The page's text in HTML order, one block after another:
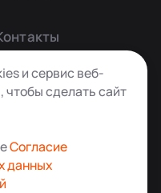
звонок
495 181-55-45
и сервис веб-
чтобы сделать сайт
Согласие
данных